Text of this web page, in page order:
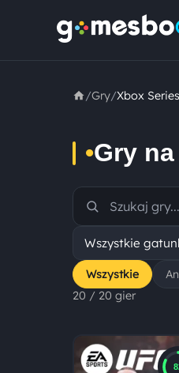
/Gry/Xbox
•Gry
Wszystkie
20 / 20 gier